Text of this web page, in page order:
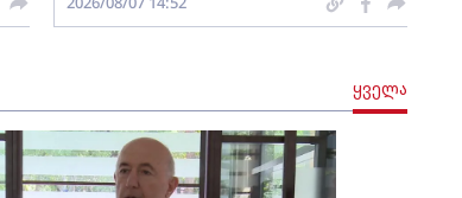
ყველა